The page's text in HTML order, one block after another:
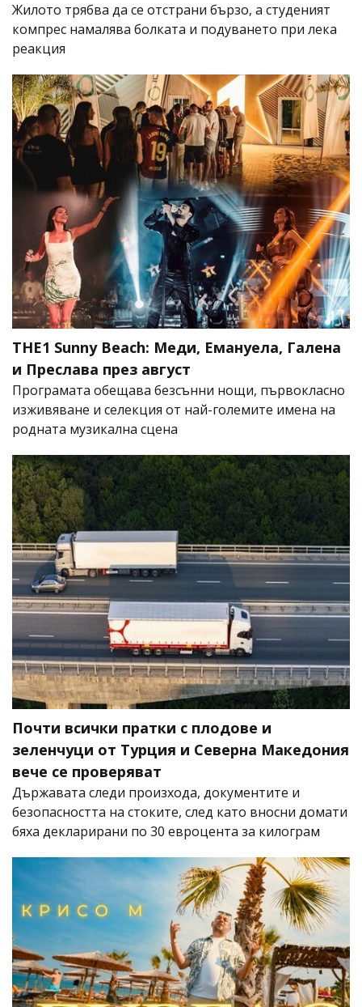
Жилото трябва да се отстрани бързо, а студеният
компрес намалява болката и подуването при лека
реакция
THE1 Sunny Beach: Меди, Емануела, Галена
и Преслава през август
Програмата обещава безсънни нощи, първокласно
изживяване и селекция от най-големите имена на
родната музикална сцена
Почти всички пратки с плодове и
зеленчуци от Турция и Северна Македония
вече се проверяват
Държавата следи произхода, документите и
безопасността на стоките, след като вносни домати
бяха декларирани по 30 евроцента за килограм